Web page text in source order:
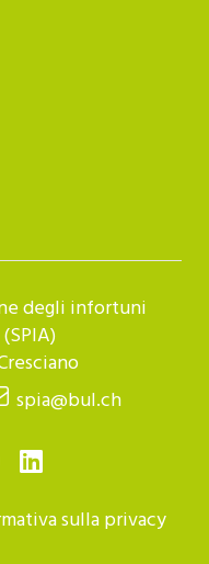
degli infortuni
spia@bul.ch
sulla privacy